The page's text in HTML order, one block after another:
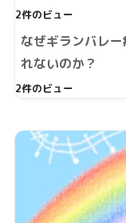
2件のビュー
なぜギランバレ
れないのか？
2件のビュー